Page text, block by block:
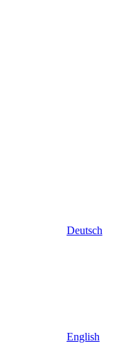
Deutsch
English